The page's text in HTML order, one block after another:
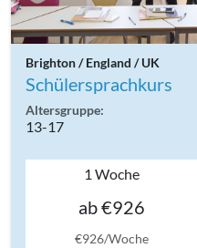
Brighton / England / UK
Schülersprachkurs
Altersgruppe:
13-17
1 Woche
ab €926
€926/Woche